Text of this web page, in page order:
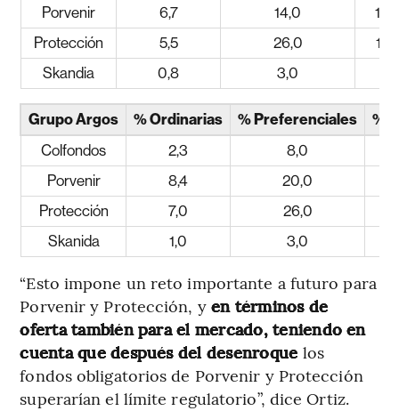
Porvenir
6,7 14,0
Protección
5,5 26,0
Skandia
0,8 3,0
Grupo Argos % Ordinarias % Preferenciales
%
Colfondos
2,3 8,0
Porvenir
8,4 20,0
Protección
7,0 26,0
Skanida
1,0 3,0
“Esto impone un reto importante a futuro para
Porvenir y Protección, y en términos de
oferta también para el mercado, teniendo en
cuenta que después del desenroque los
fondos obligatorios de Porvenir y Protección
superarían el límite regulatorio”, dice Ortiz.